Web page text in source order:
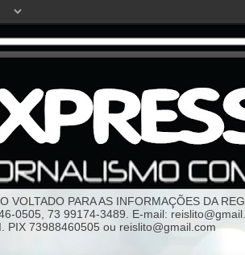
VOLTADO PARA AS INFORMAÇÕES DA
0505, 73 99174-3489. E-mail:
PIX 73988460505 ou reislito@gmail.com